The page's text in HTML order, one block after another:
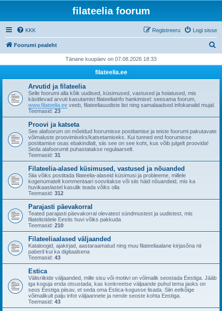
filateelia foorum
KKK Logi sisse
Registreeru
Foorumi pealeht
i
Tänane kuupäev on 07.08.2026 18:33
filateelia.ee
Arvutid ja filateelia
Selle foorumi alla kõik uudised, küsimused, vastused ja hoiatused, mis
käsitlevad arvuti kasutamist filateeliainfo hankimisel: seesama foorum,
www.filateelia.ee veeb, filateeliauudiste list ning samalaadsed infokanalid mujal.
Teemasid: 23
Proovi ja katseta
See alafoorum on mõeldud foorumisse postitamise ja teiste foorumi pakutavate
võimaluste proovimiseks/katsetamiseks. Kui tunned end foorumisse
postitamise osas ebakindlalt, siis see on see koht, kus võib julgelt proovida!
Seda alafoorumit puhastatakse regulaarselt.
Teemasid: 31
Filateelia-alased küsimused, vastused ja nõuanded
Siia võiks postitada filateelia-alaseid küsimusi ja probleeme, millele
kogenumatelt kommentaari soovitakse või siis häid nõuandeid, mis ka
huvikaaslastel kasulik teada võiks olla
Teemasid: 312
Parajasti päevakorral
Teated parajasti päevakorral olevatest sündmustest ja uudistest, mis
filatelistidele Eestis huvi võiks pakkuda
Teemasid: 210
Filateeliaalased väljaanded
Kataloogid, ajakirjad, aastaraamatud ning muu filateeliaalane kirjasõna nii
paberil kui ka digitaalsena
Teemasid: 43
Estica
Välisriikide väljaanded, mille sisu või motiivi on võimalik seostada Eestiga. Jääb
iga koguja enda otsustada, kas konkreetse väljaande puhul tema jaoks on
seos Eestiga piisav, et seda oma Estica-kogusse lisada. Siin eelkõige
võimalikult palju infot väljaannete ja nende seoste kohta Eestiga.
Teemasid: 43